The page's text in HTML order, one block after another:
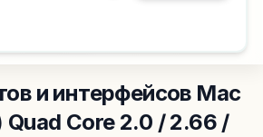
и интерфейсовMac
Quad Core 2.0 / 2.66 /